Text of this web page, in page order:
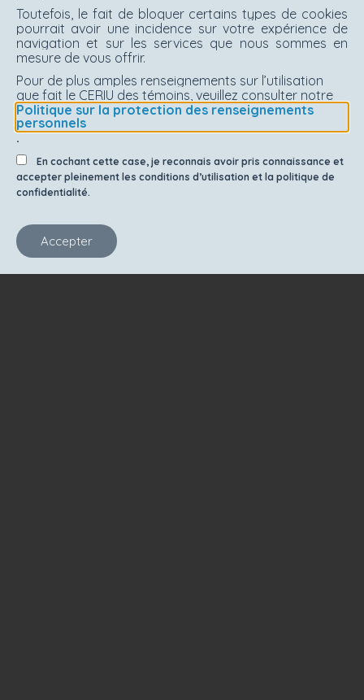
Toutefois, le fait de bloquer certains types de cookies
pourrait avoir une incidence sur votre expérience de
navigation et sur les services que nous sommes en
mesure de vous offrir.
Pour de plus amples renseignements sur l’utilisation
que fait le CERIU des témoins, veuillez consulter notre
Politique sur la protection des renseignements
personnels
.
En cochant cette case, je reconnais avoir pris connaissance et
accepter pleinement les conditions d’utilisation et la politique de
confidentialité.
Accepter